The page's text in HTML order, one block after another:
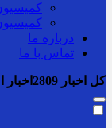
درباره ما
تماس با ما
کل اخبار